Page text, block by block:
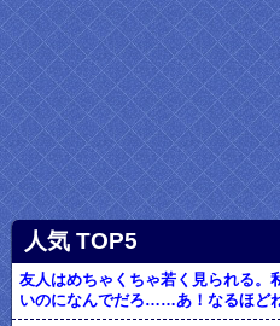
人気 TOP5
友人はめちゃくちゃ若く見られる。
いのになんでだろ……あ！なるほど